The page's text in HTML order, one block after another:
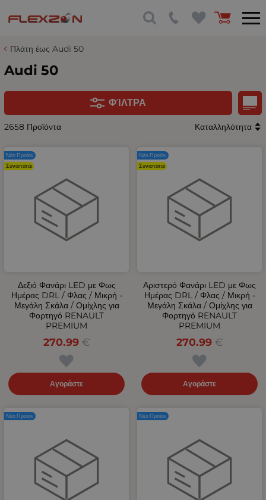
Πλάτη έως Audi 50
Audi 50
ΦΊΛΤΡΑ
2658 Προϊόντα Καταλληλότητα
Δεξιό Φανάρι LED με Φως
Ημέρας DRL / Φλας / Μικρή -
Μεγάλη Σκάλα / Ομίχλης για
Φορτηγό RENAULT
PREMIUM
270.99 €
Αγοράστε
Νέο Προϊόν
Συνιστάται
Αριστερό Φανάρι LED με Φως
Ημέρας DRL / Φλας / Μικρή -
Μεγάλη Σκάλα / Ομίχλης για
Φορτηγό RENAULT
PREMIUM
270.99 €
Αγοράστε
Νέο Προϊόν
Συνιστάται
Νέο Προϊόν Νέο Προϊόν